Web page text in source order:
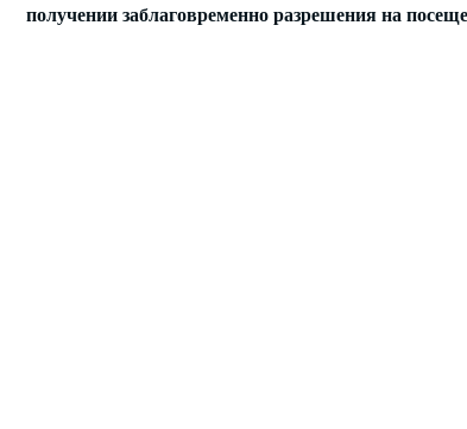
получении заблаговременно разрешения на